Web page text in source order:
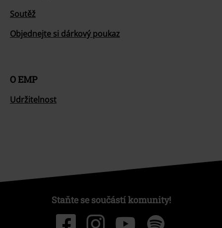
Soutěž
Objednejte si dárkový poukaz
O EMP
Udržitelnost
Staňte se součástí komunity!